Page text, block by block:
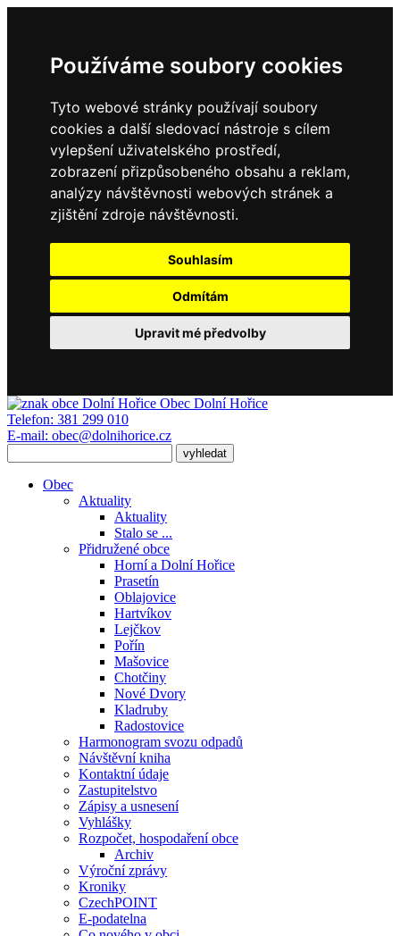
Používáme soubory cookies
Tyto webové stránky používají soubory
cookies a další sledovací nástroje s cílem
vylepšení uživatelského prostředí,
zobrazení přizpůsobeného obsahu a reklam,
analýzy návštěvnosti webových stránek a
zjištění zdroje návštěvnosti.
Souhlasím
Odmítám
Upravit mé předvolby
Obec Dolní Hořice
Telefon: 381 299 010
E-mail: obec@dolnihorice.cz
Obec
Aktuality
Aktuality
Stalo se ...
Přidružené obce
Horní a Dolní Hořice
Prasetín
Oblajovice
Hartvíkov
Lejčkov
Pořín
Mašovice
Chotčiny
Nové Dvory
Kladruby
Radostovice
Harmonogram svozu odpadů
Návštěvní kniha
Kontaktní údaje
Zastupitelstvo
Zápisy a usnesení
Vyhlášky
Rozpočet, hospodaření obce
Archiv
Výroční zprávy
Kroniky
CzechPOINT
E-podatelna